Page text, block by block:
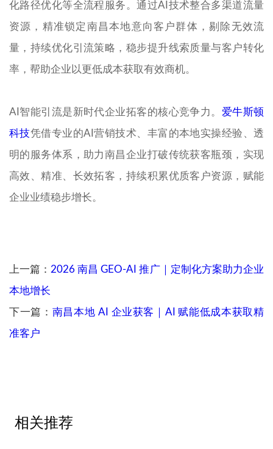
化路径优化等全流程服务。通过AI技术整合多渠道流量
资源，精准锁定南昌本地意向客户群体，剔除无效流
量，持续优化引流策略，稳步提升线索质量与客户转化
率，帮助企业以更低成本获取有效商机。
AI智能引流是新时代企业拓客的核心竞争力。 爱牛斯顿
科技凭借专业的AI营销技术、丰富的本地实操经验、透
明的服务体系，助力南昌企业打破传统获客瓶颈，实现
高效、精准、长效拓客，持续积累优质客户资源，赋能
企业业绩稳步增长。
上一篇： 2026 南昌 GEO-AI 推广｜定制化方案助力企业
本地增长
下一篇： 南昌本地 AI 企业获客｜AI 赋能低成本获取精
准客户
相关推荐